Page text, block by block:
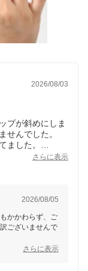
2026/08/03
プが斜めにしま
せんでした。
ました。
すが、手軽に買
さらに表示
2026/08/05
かかわらず、ご
ございませんで
さらに表示